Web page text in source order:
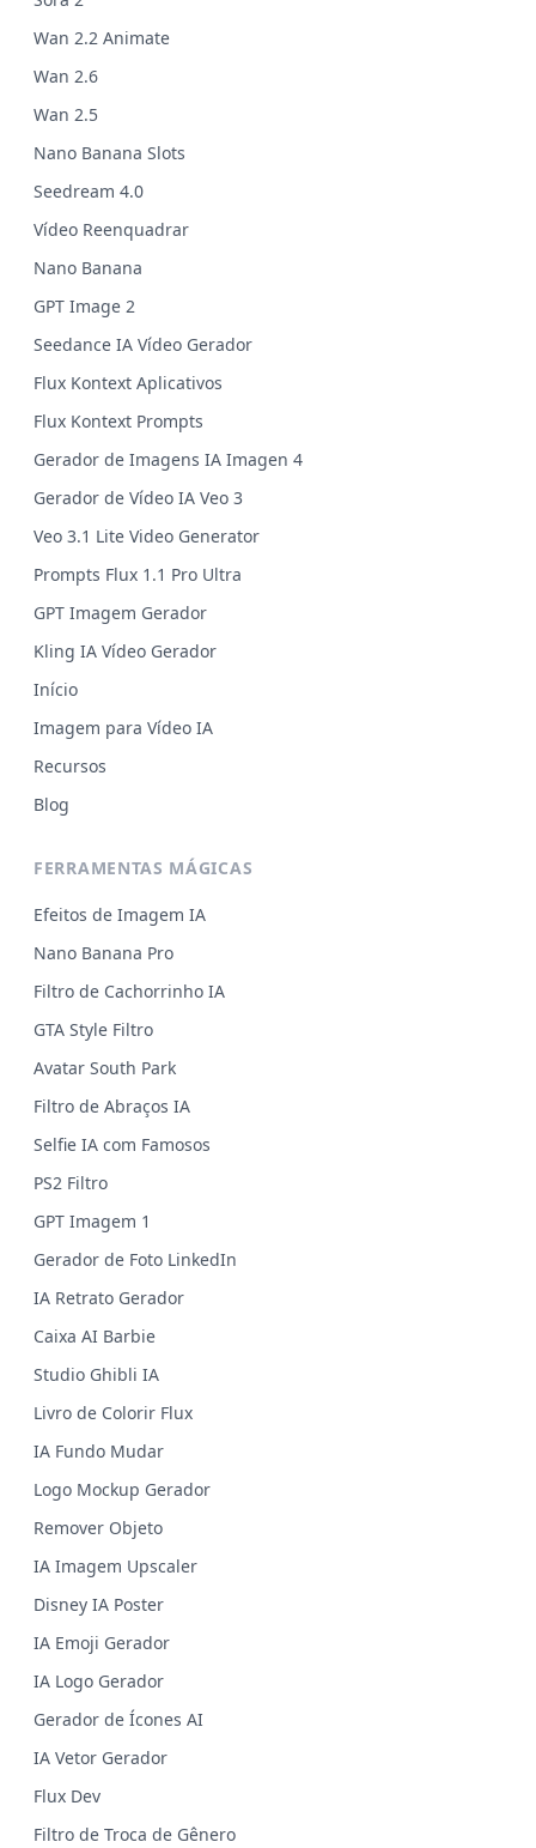
Wan 2.2 Animate
Wan 2.6
Wan 2.5
Nano Banana Slots
Seedream 4.0
Vídeo Reenquadrar
Nano Banana
GPT Image 2
Seedance IA Vídeo Gerador
Flux Kontext Aplicativos
Flux Kontext Prompts
Gerador de Imagens IA Imagen 4
Gerador de Vídeo IA Veo 3
Veo 3.1 Lite Video Generator
Prompts Flux 1.1 Pro Ultra
GPT Imagem Gerador
Kling IA Vídeo Gerador
Início
Imagem para Vídeo IA
Recursos
Blog
FERRAMENTAS MÁGICAS
Efeitos de Imagem IA
Nano Banana Pro
Filtro de Cachorrinho IA
GTA Style Filtro
Avatar South Park
Filtro de Abraços IA
Selfie IA com Famosos
PS2 Filtro
GPT Imagem 1
Gerador de Foto LinkedIn
IA Retrato Gerador
Caixa AI Barbie
Studio Ghibli IA
Livro de Colorir Flux
IA Fundo Mudar
Logo Mockup Gerador
Remover Objeto
IA Imagem Upscaler
Disney IA Poster
IA Emoji Gerador
IA Logo Gerador
Gerador de Ícones AI
IA Vetor Gerador
Flux Dev
Filtro de Troca de Gênero